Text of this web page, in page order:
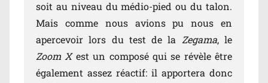
soit au niveau du médio-pied ou du talon.
Mais comme nous avions pu nous en
apercevoir lors du test de la Zegama, le
Zoom Xest un composé qui se révèle être
également assez réactif: il apportera donc